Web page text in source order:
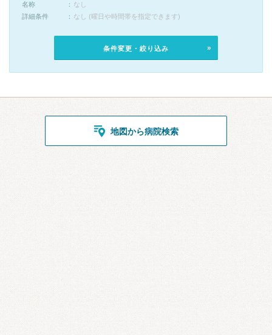
名称
なし
詳細条件
なし (曜日や時間帯を指定できます)
条件変更・絞り込み
地図から病院検索